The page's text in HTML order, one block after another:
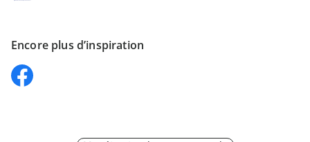
Encore plus d’inspiration